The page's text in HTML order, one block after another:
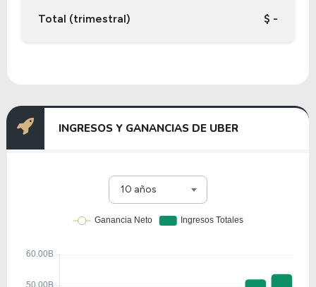
Total (trimestral) $ -
INGRESOS Y GANANCIAS DE UBER
10 años